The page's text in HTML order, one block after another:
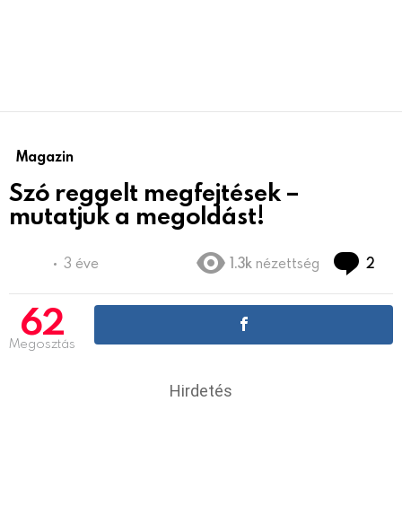
Magazin
Szó reggelt megfejtések –
mutatjuk a megoldást!
3 éve 1.3k nézettség 2
62
Megosztás
Hirdetés